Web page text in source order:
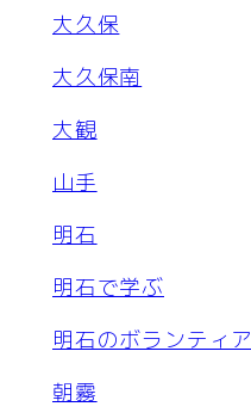
大久保
大久保南
大観
山手
明石
明石で学ぶ
明石のボランティア
朝霧